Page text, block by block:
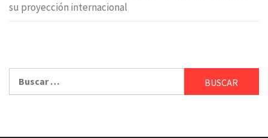
su proyección internacional